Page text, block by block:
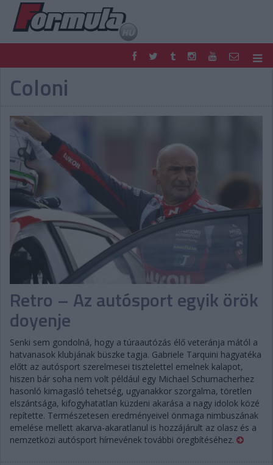
F1
FORMULA
RETRO
PODCAST
LIVE
TIPPJÁTÉK
DIGITÁLIS MAGAZIN
PONTÁLLÁSOK
VERSENYNAPTÁRAK
Coloni
Retro – Az autósport egyik örök
doyenje
Senki sem gondolná, hogy a túraautózás élő veteránja mától a
hatvanasok klubjának büszke tagja. Gabriele Tarquini hagyatéka
előtt az autósport szerelmesei tisztelettel emelnek kalapot,
hiszen bár soha nem volt például egy Michael Schumacherhez
hasonló kimagasló tehetség, ugyanakkor szorgalma, töretlen
elszántsága, kifogyhatatlan küzdeni akarása a nagy idolok közé
repítette. Természetesen eredményeivel önmaga nimbuszának
emelése mellett akarva-akaratlanul is hozzájárult az olasz és a
nemzetközi autósport hírnevének további öregbítéséhez.